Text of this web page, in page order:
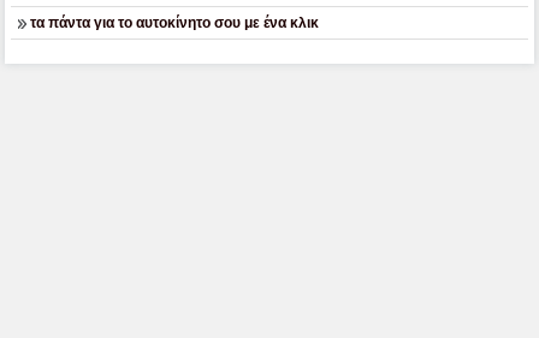
τα πάντα για το αυτοκίνητο σου με ένα κλικ